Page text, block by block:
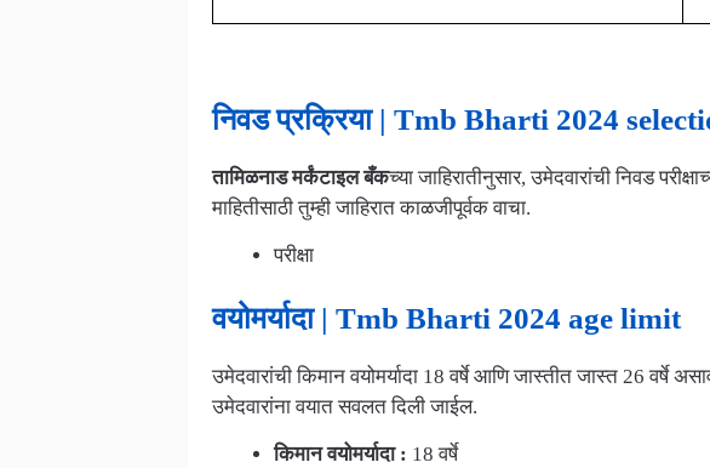
निवड प्रक्रिया | Tmb Bharti 2024
तामिळनाड मर्कंटाइल बँकच्या जाहिरातीनुसार, उमेदवारांची निवड
माहितीसाठी तुम्ही जाहिरात काळजीपूर्वक वाचा.
परीक्षा
वयोमर्यादा | Tmb Bharti 2024 age limit
उमेदवारांची किमान वयोमर्यादा 18 वर्षे आणि जास्तीत जास्त 26 वर्षे
उमेदवारांना वयात सवलत दिली जाईल.
किमान वयोमर्यादा : 18 वर्षे